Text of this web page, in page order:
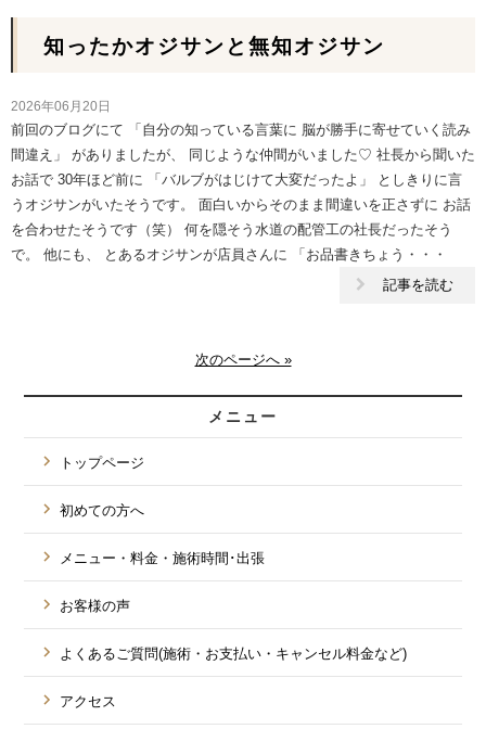
知ったかオジサンと無知オジサン
2026年06月20日
前回のブログにて 「自分の知っている言葉に 脳が勝手に寄せていく読み
間違え」 がありましたが、 同じような仲間がいました♡ 社長から聞いた
お話で 30年ほど前に 「バルブがはじけて大変だったよ」 としきりに言
うオジサンがいたそうです。 面白いからそのまま間違いを正さずに お話
を合わせたそうです（笑） 何を隠そう水道の配管工の社長だったそう
で。 他にも、 とあるオジサンが店員さんに 「お品書きちょう・・・
記事を読む
次のページへ »
メニュー
トップページ
初めての方へ
メニュー・料金・施術時間･出張
お客様の声
よくあるご質問(施術・お支払い・キャンセル料金など)
アクセス